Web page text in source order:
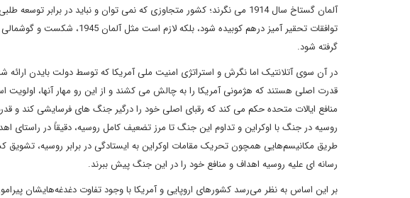
توافقات تحقیر آمیز درهم کوبیده
گرفته شود.
در آن سوی آتلانتیک اما نگرش و استراتژی امنیت ملی آمریکا که توسط دولت بایدن
قدرت اصلی هستند که هژمونی آمریکا را به چالش می کشند و از این رو مهار آنها،
منافع ایالات متحده حکم می کند که رقبای اصلی خود را درگیر جنگ های فرسایشی کند و
روسیه در جنگ با اوکراین و تداوم این جنگ تا مرز تضعیف کامل روسیه، دقیقاً در راستای
طریق مکانیسم‌هایی همچون تحریک مقامات اوکراین به ایستادگی در برابر روسیه، تشویق
رسانه ای علیه روسیه اهداف و منافع خود را در این جنگ پیش ببرند.
بر این اساس به نظر می‌رسد کشورهای اروپایی و آمریکا با وجود تفاوت دغدغه‌هایشان